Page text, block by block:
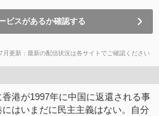
ビスがあるか確認する
月更新：最新の配信状況は各サイトでご確認ください
港が1997年に中国に返還される事
はいまだに民主主義はない。自分